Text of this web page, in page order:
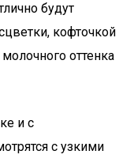
будут
кофточкой
оттенка
и с
с узкими